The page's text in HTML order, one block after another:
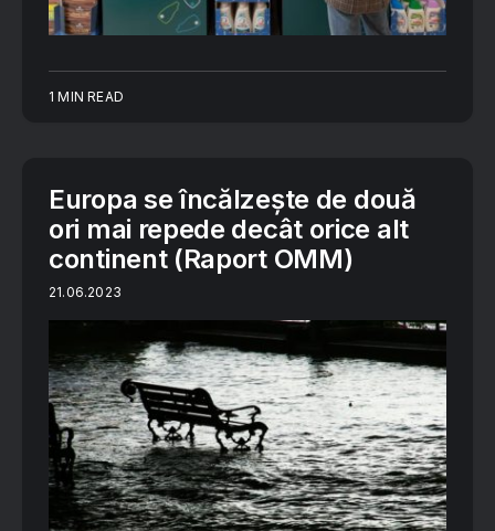
1 MIN READ
Europa se încălzește de două
ori mai repede decât orice alt
continent (Raport OMM)
21.06.2023